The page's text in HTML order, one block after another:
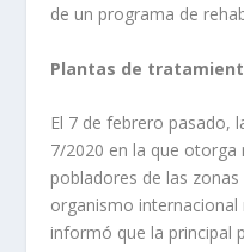
de un programa de
Plantas de
El 7 de febrero pasado,
7/2020 en la que otorga
pobladores de las zonas
organismo
informó que la principal